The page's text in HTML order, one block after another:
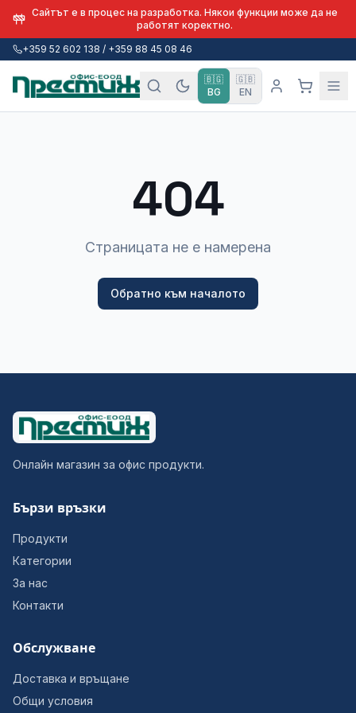
Сайтът е в процес на разработка. Някои функции може да не
работят коректно.
+359 52 602 138 / +359 88 45 08 46
🇧🇬
BG
🇬🇧
EN
404
Страницата не е намерена
Обратно към началото
Онлайн магазин за офис продукти.
Бързи връзки
Продукти
Категории
За нас
Контакти
Обслужване
Доставка и връщане
Общи условия